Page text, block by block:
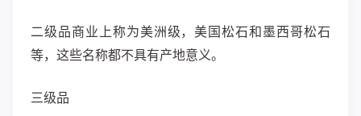
二级品商业上称为美洲级，美国松石和墨西哥松石
等，这些名称都不具有产地意义。
三级品